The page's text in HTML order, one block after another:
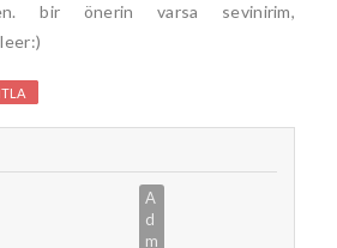
bir önerin varsa sevinirim,